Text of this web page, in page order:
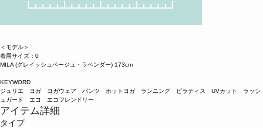
＜モデル＞
着用サイズ：0
MILA (グレイッシュベージュ・ラベンダー) 173cm
KEYWORD
ジュリエ ヨガ ヨガウェア パンツ ホットヨガ ランニング ピラティス UVカット ラッシ
ュガード エコ エコフレンドリー
アイテム詳細
タイプ